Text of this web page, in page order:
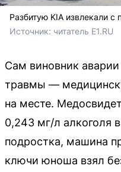
Разбитую KIA извлекали
Источник: читатель E1.RU
Сам виновник
травмы —
на месте.
0,243 мг/л алкоголя
подростка, машина
ключи юноша взял